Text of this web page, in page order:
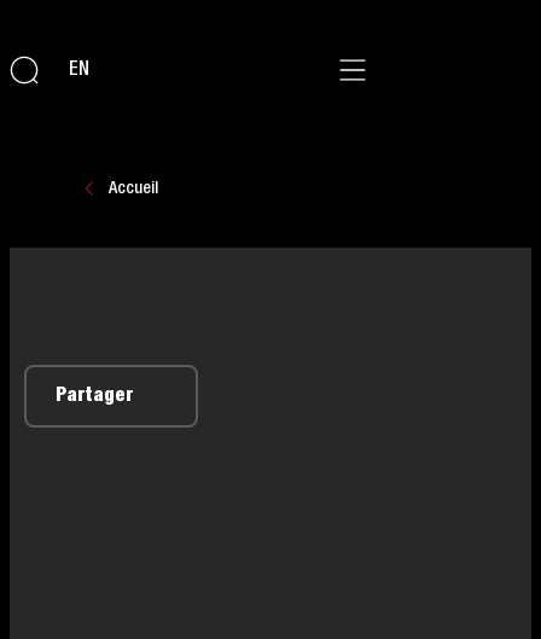
EN
Accueil
Partager